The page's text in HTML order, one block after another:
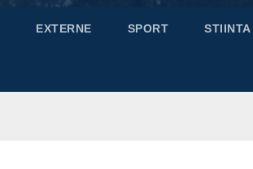
EXTERNE SPORT STIINTA